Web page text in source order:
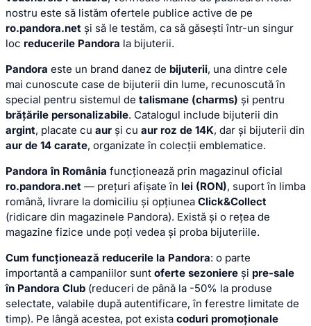
nostru este să listăm ofertele publice active de pe
ro.pandora.net și să le testăm, ca să găsești într-un singur
loc reducerile Pandora la bijuterii.
Pandora este un brand danez de bijuterii, una dintre cele
mai cunoscute case de bijuterii din lume, recunoscută în
special pentru sistemul de talismane (charms) și pentru
brățările personalizabile. Catalogul include bijuterii din
argint, placate cu aur și cu aur roz de 14K, dar și bijuterii din
aur de 14 carate, organizate în colecții emblematice.
Pandora în România funcționează prin magazinul oficial
ro.pandora.net — prețuri afișate în lei (RON), suport în limba
română, livrare la domiciliu și opțiunea Click&Collect
(ridicare din magazinele Pandora). Există și o rețea de
magazine fizice unde poți vedea și proba bijuteriile.
Cum funcționează reducerile la Pandora: o parte
importantă a campaniilor sunt oferte sezoniere și pre-sale
în Pandora Club (reduceri de până la -50% la produse
selectate, valabile după autentificare, în ferestre limitate de
timp). Pe lângă acestea, pot exista coduri promoționale